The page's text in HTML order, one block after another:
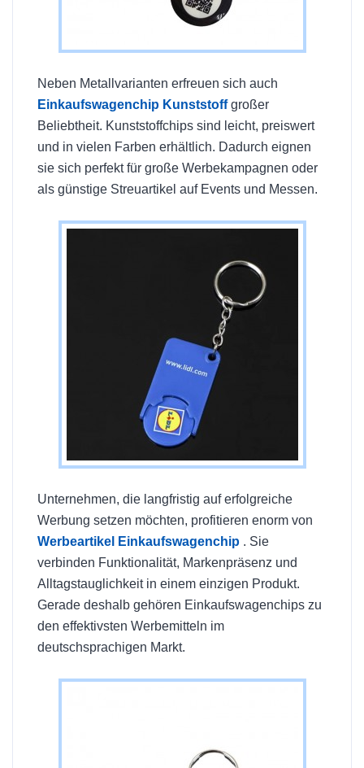
Neben Metallvarianten erfreuen sich auch
Einkaufswagenchip Kunststoff großer
Beliebtheit. Kunststoffchips sind leicht, preiswert
und in vielen Farben erhältlich. Dadurch eignen
sie sich perfekt für große Werbekampagnen oder
als günstige Streuartikel auf Events und Messen.
Unternehmen, die langfristig auf erfolgreiche
Werbung setzen möchten, profitieren enorm von
Werbeartikel Einkaufswagenchip . Sie
verbinden Funktionalität, Markenpräsenz und
Alltagstauglichkeit in einem einzigen Produkt.
Gerade deshalb gehören Einkaufswagenchips zu
den effektivsten Werbemitteln im
deutschsprachigen Markt.